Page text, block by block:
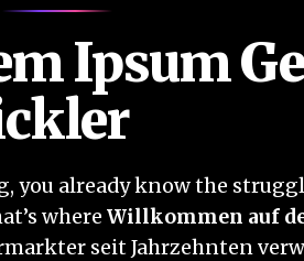
Ipsum
already know the
where Willkommen auf
seit Jahrzehnten